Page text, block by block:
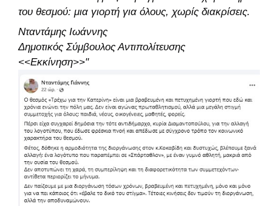
του θεσμού: μια γιορτή για όλους, χωρίς διακρίσεις.
Νταντάμης Ιωάννης
Δημοτικός Σύμβουλος Αντιπολίτευσης
<<Εκκίνηση>>"